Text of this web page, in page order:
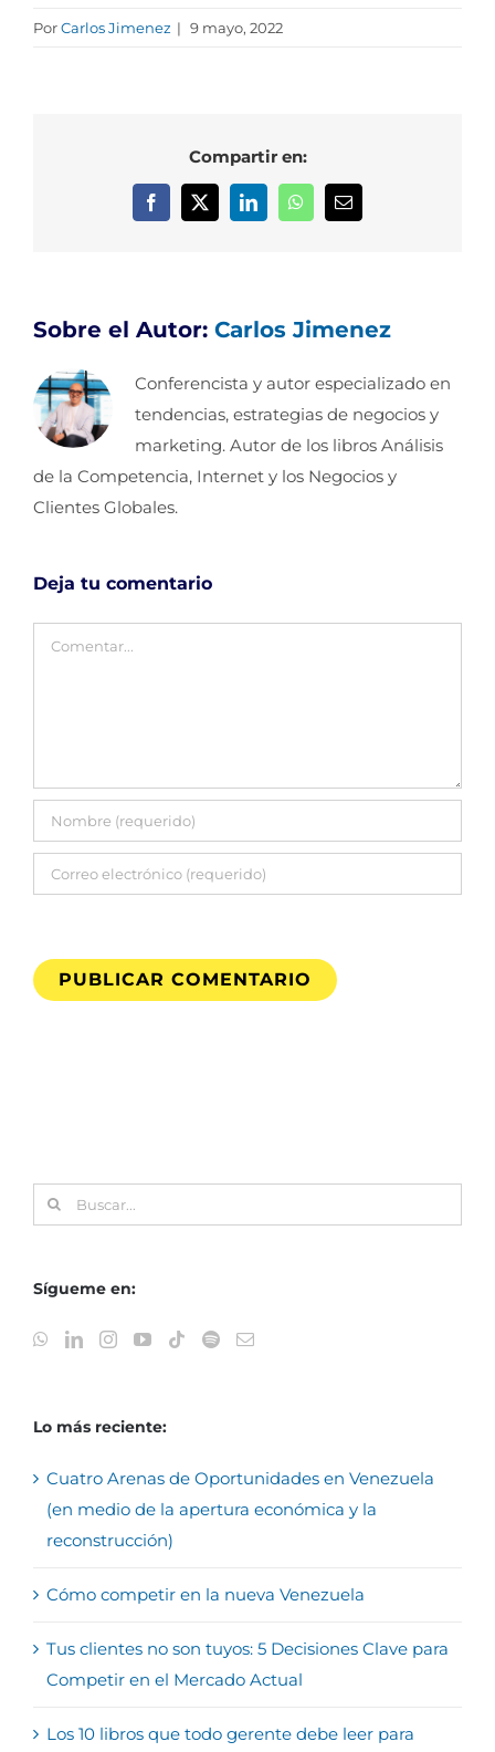
PorCarlos Jimenez | 9 mayo, 2022
Compartir en:
Facebook
X LinkedInWhatsAppCorreo
Sobre el Autor: Carlos Jimenez
Conferencista y autor especializado en
tendencias, estrategias de negocios y
marketing. Autor de los libros Análisis
de la Competencia, Internet y los Negocios y
Clientes Globales.
Deja tu comentario
Comentar
Buscar:
Sígueme en:
Lo más reciente:
Cuatro Arenas de Oportunidades en Venezuela
(en medio de la apertura económica y la
reconstrucción)
Cómo competir en la nueva Venezuela
Tus clientes no son tuyos: 5 Decisiones Clave para
Competir en el Mercado Actual
Los 10 libros que todo gerente debe leer para